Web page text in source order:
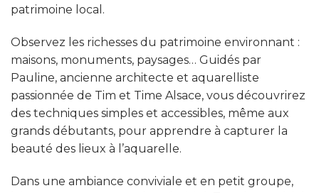
patrimoine local.
Observez les richesses du patrimoine environnant :
maisons, monuments, paysages… Guidés par
Pauline, ancienne architecte et aquarelliste
passionnée de Tim et Time Alsace, vous découvrirez
des techniques simples et accessibles, même aux
grands débutants, pour apprendre à capturer la
beauté des lieux à l’aquarelle.
Dans une ambiance conviviale et en petit groupe,